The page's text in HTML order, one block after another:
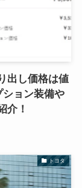
出し価格は値
ション装備や
介！
トヨタ